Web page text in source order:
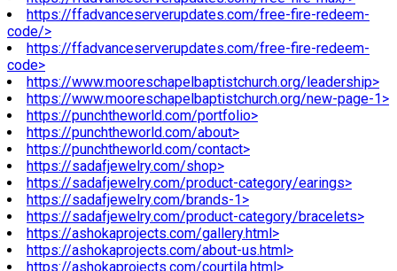
https://ffadvanceserverupdates.com/free-fire-redeem-
code/>
https://ffadvanceserverupdates.com/free-fire-redeem-
code>
https://www.mooreschapelbaptistchurch.org/leadership>
https://www.mooreschapelbaptistchurch.org/new-page-1>
https://punchtheworld.com/portfolio>
https://punchtheworld.com/about>
https://punchtheworld.com/contact>
https://sadafjewelry.com/shop>
https://sadafjewelry.com/product-category/earings>
https://sadafjewelry.com/brands-1>
https://sadafjewelry.com/product-category/bracelets>
https://ashokaprojects.com/gallery.html>
https://ashokaprojects.com/about-us.html>
https://ashokaprojects.com/courtila.html>